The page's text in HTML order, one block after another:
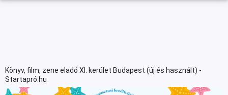
Könyv, film, zene eladó XI. kerület Budapest (új és használt) -
Startapró.hu